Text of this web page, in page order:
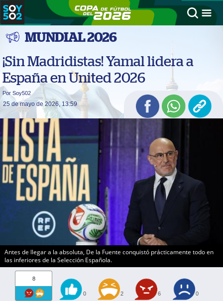
MUNDIAL 2026
¡Sin Madridistas! Yamal lidera a
España en United 2026
Por Soy502
25 de mayo de 2026, 13:59
Antes de llegar a la absoluta, De la Fuente conquistó prácticamente todo en
las inferiores de la Selección Española.
8
0 2 6 0